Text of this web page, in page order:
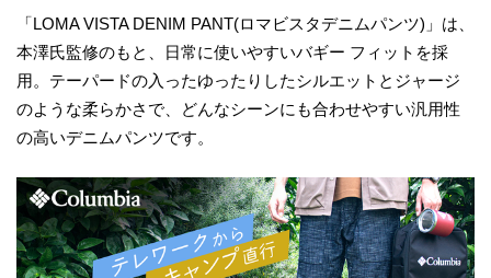
「LOMA VISTA DENIM PANT(ロマビスタデニムパンツ)」は、
本澤氏監修のもと、日常に使いやすいバギー フィットを採
用。テーパードの入ったゆったりしたシルエットとジャージ
のような柔らかさで、どんなシーンにも合わせやすい汎用性
の高いデニムパンツです。